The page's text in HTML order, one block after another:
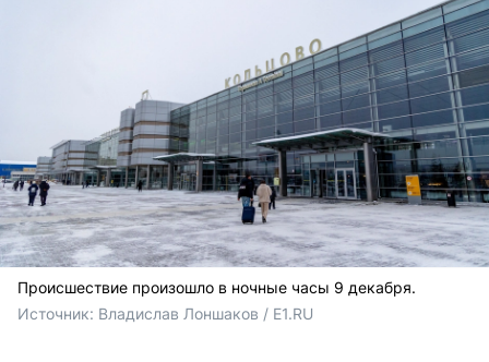
Происшествие произошло в ночные часы 9 декабря.
Источник: Владислав Лоншаков / E1.RU